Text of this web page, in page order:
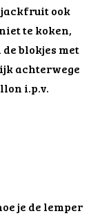
jackfruit ook
te koken,
blokjes met
achterwege
i.p.v.
je de lemper